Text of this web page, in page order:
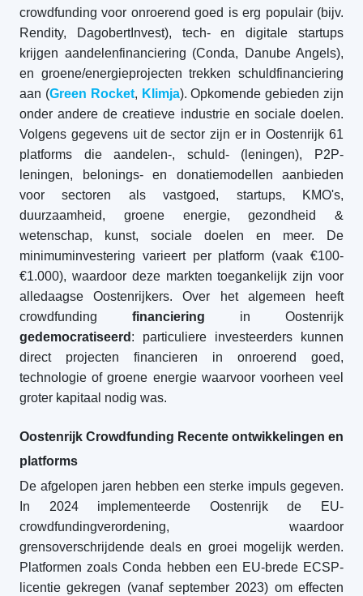
crowdfunding voor onroerend goed is erg populair (bijv.
Rendity, DagobertInvest), tech- en digitale startups
krijgen aandelenfinanciering (Conda, Danube Angels),
en groene/energieprojecten trekken schuldfinanciering
aan (Green Rocket, Klimja). Opkomende gebieden zijn
onder andere de creatieve industrie en sociale doelen.
Volgens gegevens uit de sector zijn er in Oostenrijk 61
platforms die aandelen-, schuld- (leningen), P2P-
leningen, belonings- en donatiemodellen aanbieden
voor sectoren als vastgoed, startups, KMO's,
duurzaamheid, groene energie, gezondheid &
wetenschap, kunst, sociale doelen en meer. De
minimuminvestering varieert per platform (vaak €100-
€1.000), waardoor deze markten toegankelijk zijn voor
alledaagse Oostenrijkers. Over het algemeen heeft
crowdfunding financiering in Oostenrijk
gedemocratiseerd : particuliere investeerders kunnen
direct projecten financieren in onroerend goed,
technologie of groene energie waarvoor voorheen veel
groter kapitaal nodig was.
Oostenrijk Crowdfunding Recente ontwikkelingen en
platforms
De afgelopen jaren hebben een sterke impuls gegeven.
In 2024 implementeerde Oostenrijk de EU-
crowdfundingverordening, waardoor
grensoverschrijdende deals en groei mogelijk werden.
Platformen zoals Conda hebben een EU-brede ECSP-
licentie gekregen (vanaf september 2023) om effecten